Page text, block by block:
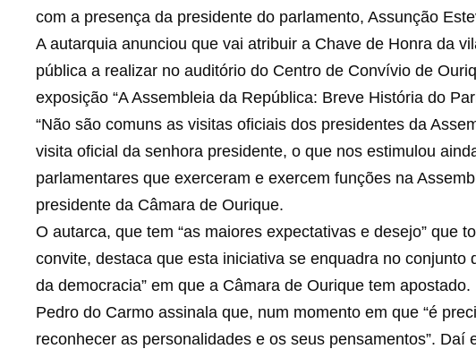
com a presença da presidente do parlamento, Assunção
A autarquia anunciou que vai atribuir a Chave de Honra da
pública a realizar no auditório do Centro de Convívio de
exposição “A Assembleia da República: Breve História do
“Não são comuns as visitas oficiais dos presidentes da
visita oficial da senhora presidente, o que nos estimulou
parlamentares que exerceram e exercem funções na
presidente da Câmara de Ourique.
O autarca, que tem “as maiores expectativas e desejo” que
convite, destaca que esta iniciativa se enquadra no conjunto
da democracia” em que a Câmara de Ourique tem apostado.
Pedro do Carmo assinala que, num momento em que “é
reconhecer as personalidades e os seus pensamentos”. Daí